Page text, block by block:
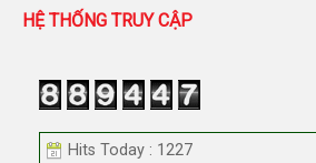
HỆ THỐNG TRUY CẬP
Hits Today : 1227